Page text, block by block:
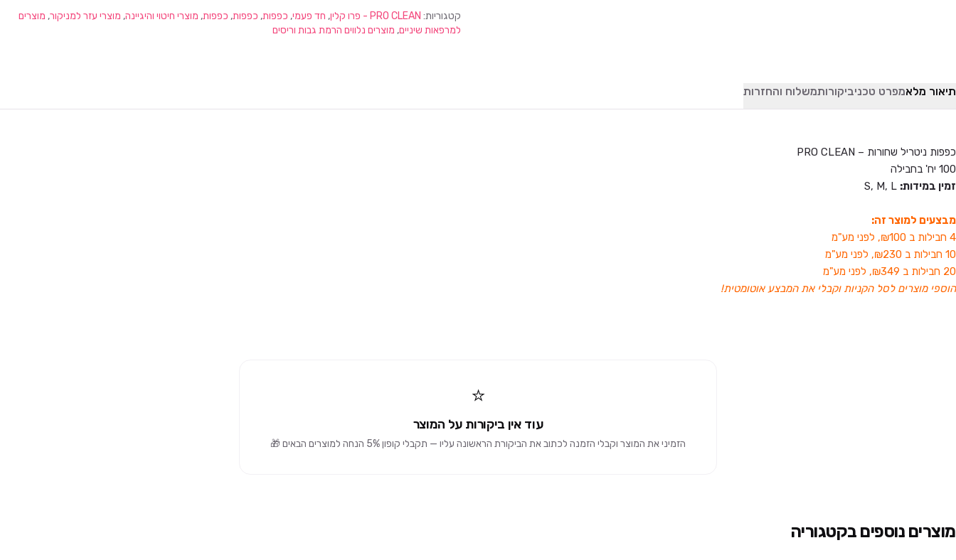
קטגוריות: PRO CLEAN - פרו קלין , חד פעמי, כפפות, כפפות, כפפות, מוצרי חיטוי והיגיינה, מוצרי עזר למניקור, מוצרים
למרפאות שיניים, מוצרים נלווים הרמת גבות וריסים
תיאור מלאמפרט טכניביקורותמשלוח והחזרות
כפפות ניטריל שחורות – PRO CLEAN
100 יח' בחבילה
זמין במידות:
מבצעים למוצר זה:
4 חבילות ב ₪100, לפני מע"מ
10 חבילות ב ₪230, לפני מע"מ
20 חבילות ב ₪349, לפני מע"מ
הוספי מוצרים לסל הקניות וקבלי את המבצע אוטומטית!
⭐
עוד אין ביקורות על המוצר
הזמיני את המוצר וקבלי הזמנה לכתוב את הביקורת הראשונה עליו — תקבלי קופון 5% הנחה למוצרים הבאים 🎁
מוצרים נוספים בקטגוריה